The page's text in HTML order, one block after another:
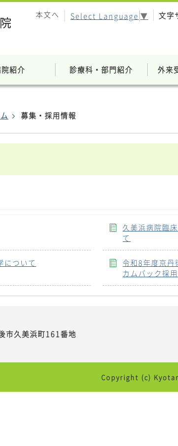
本文へ Select Language ▼ 文字
紹介 診療科・部門紹介 外来
募集・採用情報
久美浜病院臨
て
について
令和8年度京丹
カムバック採
市久美浜町161番地
Copyright (c)